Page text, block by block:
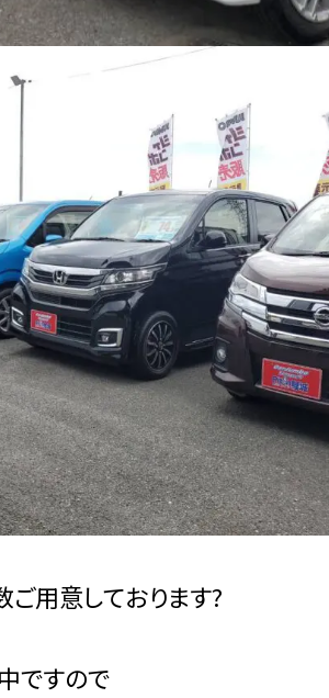
用意しております?
ですので